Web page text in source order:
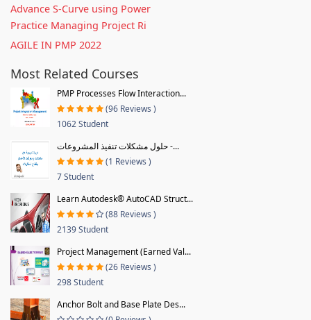
Advance S-Curve using Power
Practice Managing Project Ri
AGILE IN PMP 2022
Most Related Courses
PMP Processes Flow Interaction...
(96 Reviews )
1062 Student
حلول مشكلات تنفيذ المشروعات -...
(1 Reviews )
7 Student
Learn Autodesk® AutoCAD Struct...
(88 Reviews )
2139 Student
Project Management (Earned Val...
(26 Reviews )
298 Student
Anchor Bolt and Base Plate Des...